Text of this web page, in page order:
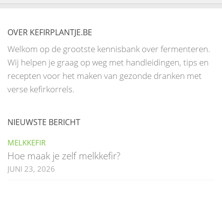
OVER KEFIRPLANTJE.BE
Welkom op de grootste kennisbank over fermenteren.
Wij helpen je graag op weg met handleidingen, tips en
recepten voor het maken van gezonde dranken met
verse kefirkorrels.
NIEUWSTE BERICHT
MELKKEFIR
Hoe maak je zelf melkkefir?
JUNI 23, 2026